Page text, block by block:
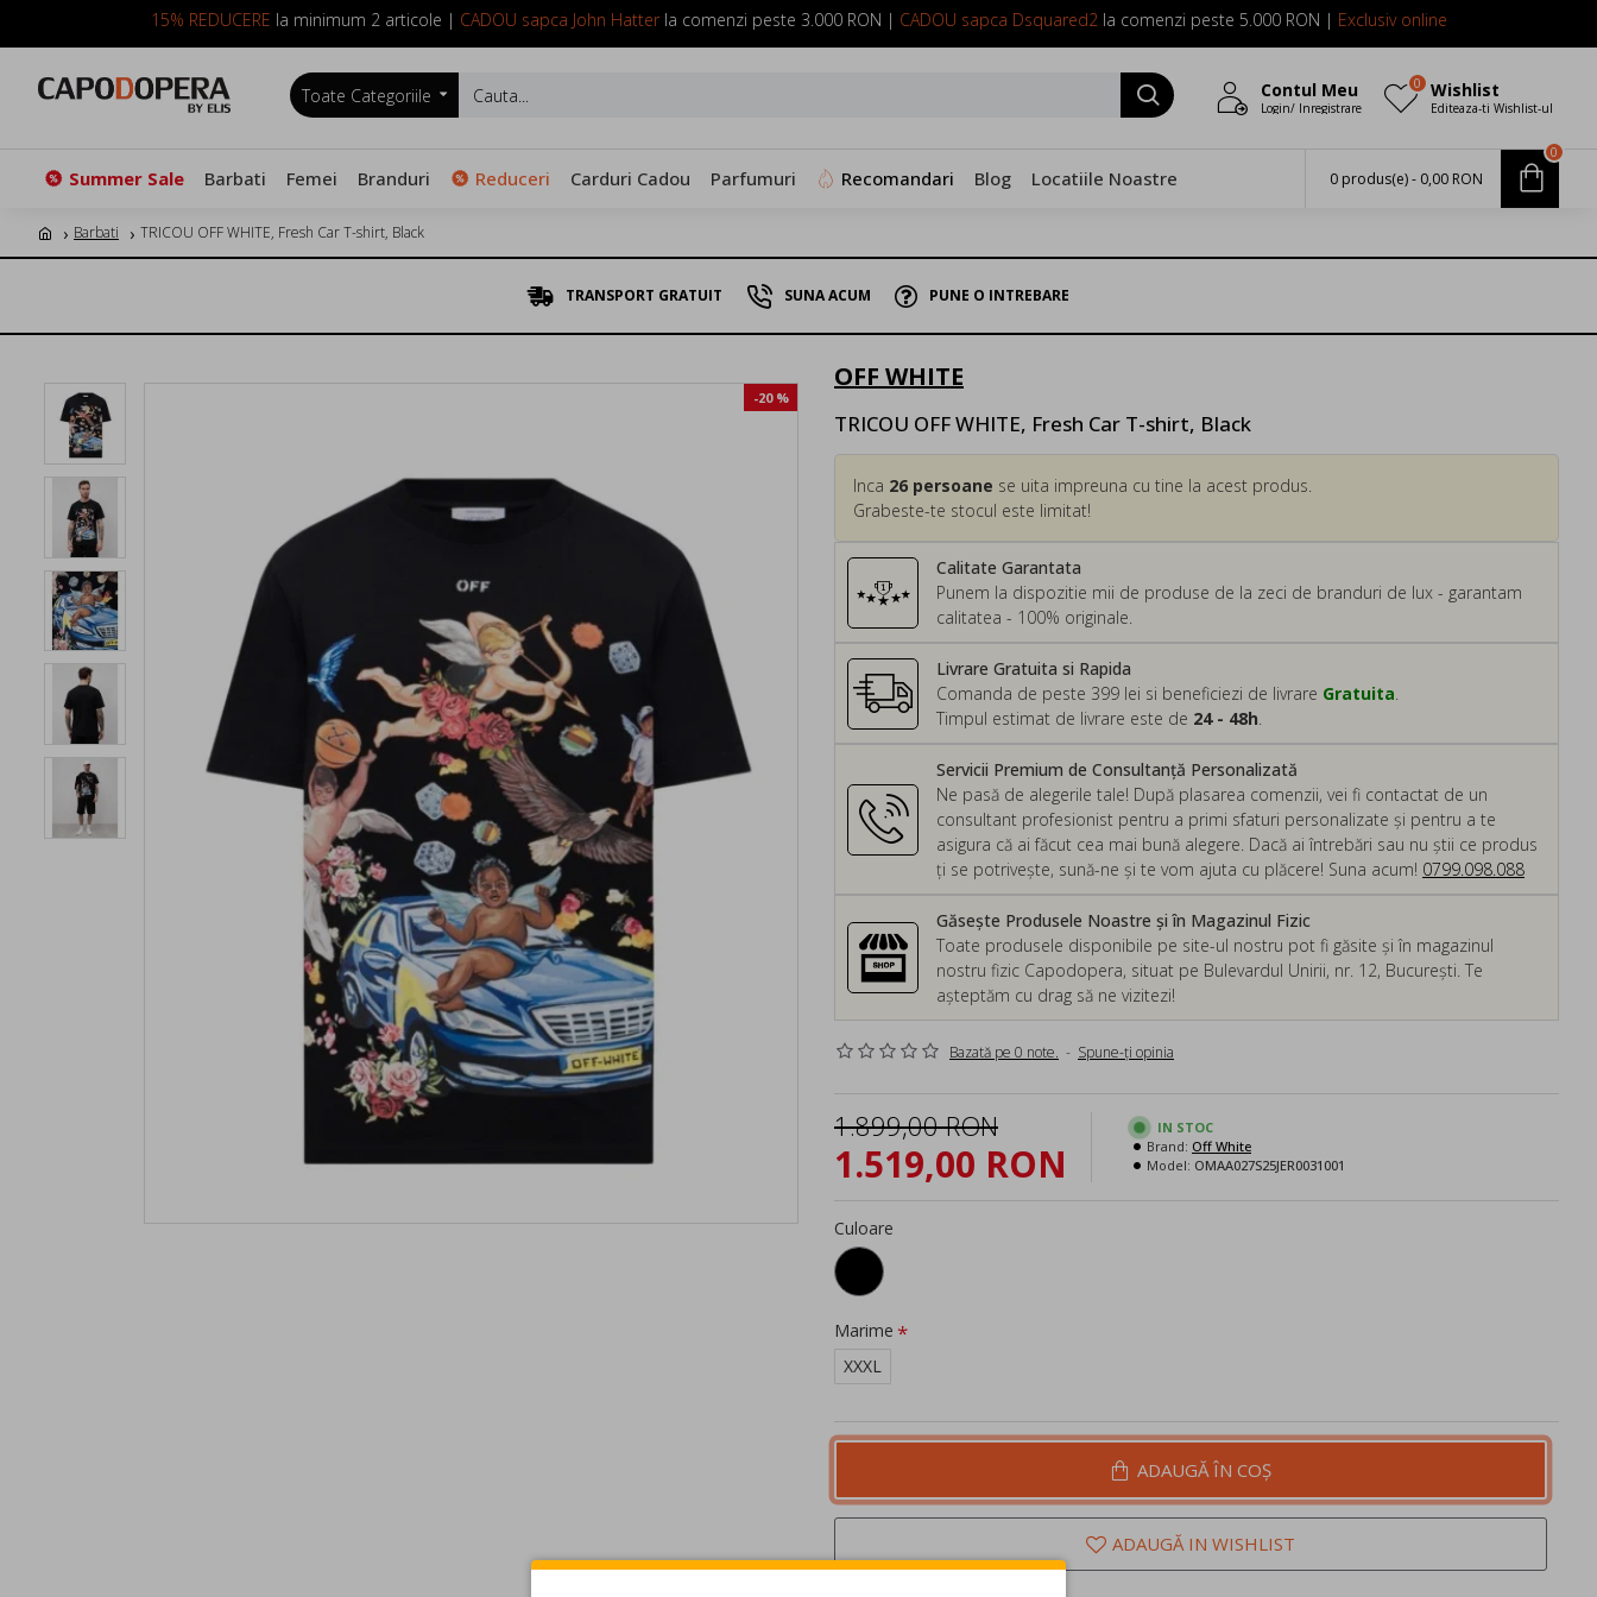
15% REDUCERE la minimum 2 articole | CADOU sapca John Hatterla comenzi peste 3.000 RON | CADOU sapca Dsquared2la comenzi peste 5.000 RON | Exclusiv online
SUNA ACUM: 0799 098 088
Toate Categoriile Contul Meu
Login/ Inregistrare
Wishlist
Editeaza-ti Wishlist-ul
0
Summer Sale Barbati Femei Branduri Reduceri Carduri Cadou Parfumuri Recomandari Blog Locatiile Noastre 0 produs(e) - 0,00 RON
0
Barbati TRICOU OFF WHITE, Fresh Car T-shirt, Black
TRANSPORT GRATUIT SUNA ACUM PUNE O INTREBARE
-20 %
OFF WHITE
TRICOU OFF WHITE, Fresh Car T-shirt, Black
Calitate Garantata
Punem la dispozitie mii de produse de la zeci de branduri de lux - garantam
calitatea - 100% originale.
Inca 26 persoane se uita impreuna cu tine la acest produs.
Grabeste-te stocul este limitat!
Servicii Premium de Consultanță Personalizată
Ne pasă de alegerile tale! După plasarea comenzii, vei fi contactat de un
consultant profesionist pentru a primi sfaturi personalizate și pentru a te
asigura că ai făcut cea mai bună alegere. Dacă ai întrebări sau nu știi ce produs
ți se potrivește, sună-ne și te vom ajuta cu plăcere! Suna acum! 0799.098.088
Livrare Gratuita si Rapida
Comanda de peste 399 lei si beneficiezi de livrare Gratuita.
Timpul estimat de livrare este de 24 - 48h.
Găsește Produsele Noastre și în Magazinul Fizic
Toate produsele disponibile pe site-ul nostru pot fi găsite și în magazinul
nostru fizic Capodopera, situat pe Bulevardul Unirii, nr. 12, București. Te
așteptăm cu drag să ne vizitezi!
Bazată pe 0 note. - Spune-ţi opinia
1.519,00 RON
1.899,00 RON
IN STOC
Brand: Off White
Model: OMAA027S25JER0031001
Culoare
Marime
XXXL
ADAUGĂ ÎN COŞ
ADAUGĂ IN WISHLIST